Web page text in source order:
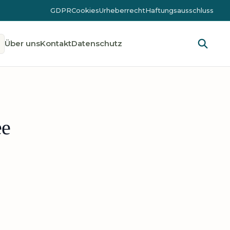
GDPRCookiesUrheberrechtHaftungsausschluss
Über unsKontaktDatenschutz